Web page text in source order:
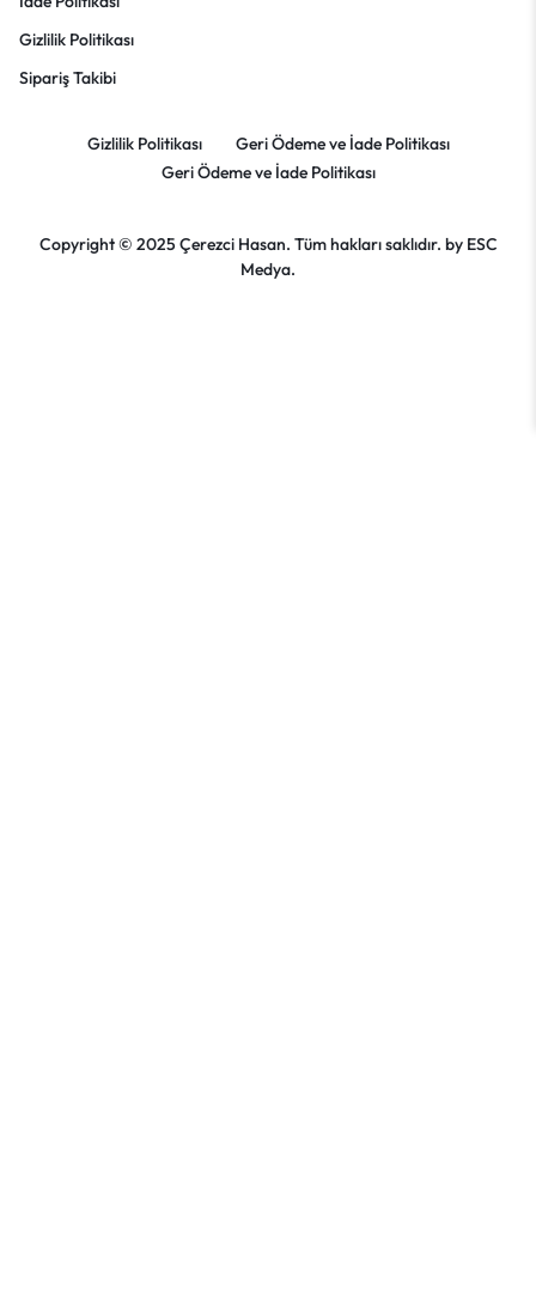
Gizlilik Politikası
Sipariş Takibi
Gizlilik Politikası
Geri Ödeme ve İade Politikası
Geri Ödeme ve İade Politikası
Copyright © 2025 Çerezci Hasan. Tüm hakları saklıdır. by ESC
Medya.